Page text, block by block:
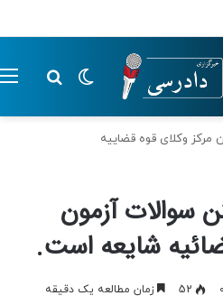
تا پایان تابستان 1405
تغییر پوسته
مرکز وکلای قوه قضاییه
سوالات آزمون
شایعه‌ است.
0
52 زمان مطالعه یک دقیقه